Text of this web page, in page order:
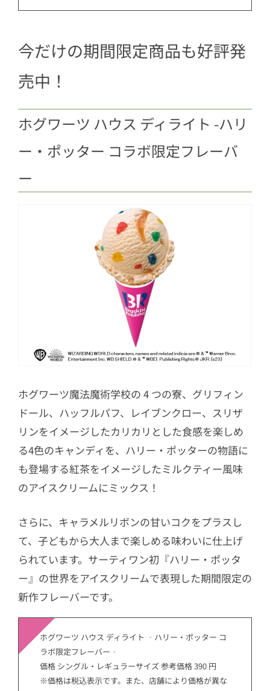
今だけの期間限定商品も好評発
売中！
ホグワーツ ハウス ディライト -ハリ
ー・ポッター コラボ限定フレーバ
ー
ホグワーツ魔法魔術学校の 4 つの寮、グリフィン
ドール、ハッフルパフ、レイブンクロー、スリザ
リンをイメージしたカリカリとした食感を楽しめ
る4色のキャンディを、ハリー・ポッターの物語に
も登場する紅茶をイメージしたミルクティー風味
のアイスクリームにミックス！
さらに、キャラメルリボンの甘いコクをプラスし
て、子どもから大人まで楽しめる味わいに仕上げ
られています。サーティワン初『ハリー・ポッタ
ー』の世界をアイスクリームで表現した期間限定の
新作フレーバーです。
ホグワーツ ハウス ディライト ‐ハリー・ポッター コ
ラボ限定フレーバー‐
価格 シングル・レギュラーサイズ 参考価格 390 円
※価格は税込表示です。また、店舗により価格が異な